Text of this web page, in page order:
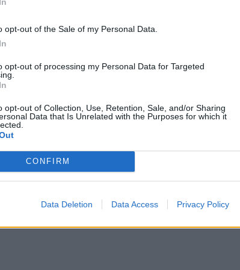
opt-out of the Sale of my Personal Data.
opt-out of processing my Personal Data for Targeted
opt-out of Collection, Use, Retention, Sale, and/or Sharing
Data that Is Unrelated with the Purposes for which it
CONFIRM
Data Deletion Data Access Privacy Policy
πλέον 11 εκατ. δολάρια σε ετήσια
να στοχεύει κυρίως σε διαφημιστικές
να παράγουν το δικό τους βιντεοσκοπημένο
να βελτιώσει την εμπειρία των χρηστών, μέσα
είσοδο και νέες λειτουργίες generative